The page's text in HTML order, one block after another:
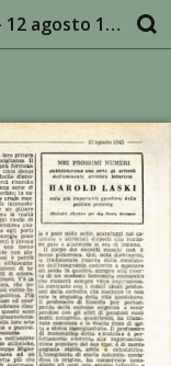
La Nuova Europa - anno II - n.32 - 12 agosto 1945